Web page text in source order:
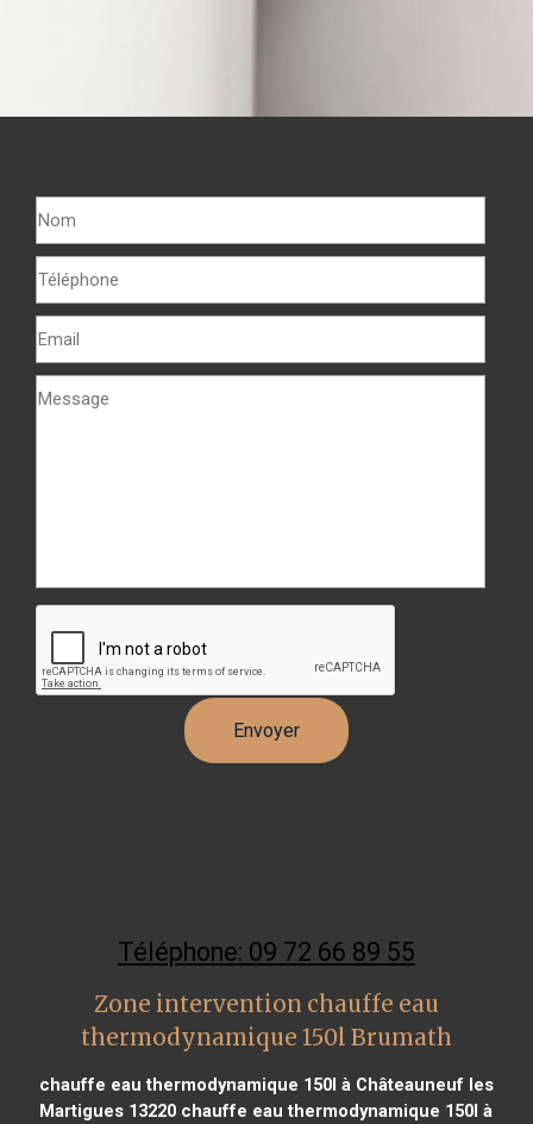
Téléphone: 09 72 66 89 55
Zone intervention chauffe eau
thermodynamique 150l Brumath
chauffe eau thermodynamique 150l à Châteauneuf les
Martigues 13220 chauffe eau thermodynamique 150l à